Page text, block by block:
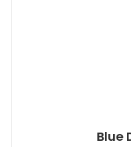
Blue